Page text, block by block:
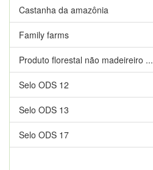
Castanha da amazônia
Family farms
Produto florestal não madeireiro ...
Selo ODS 12
Selo ODS 13
Selo ODS 17